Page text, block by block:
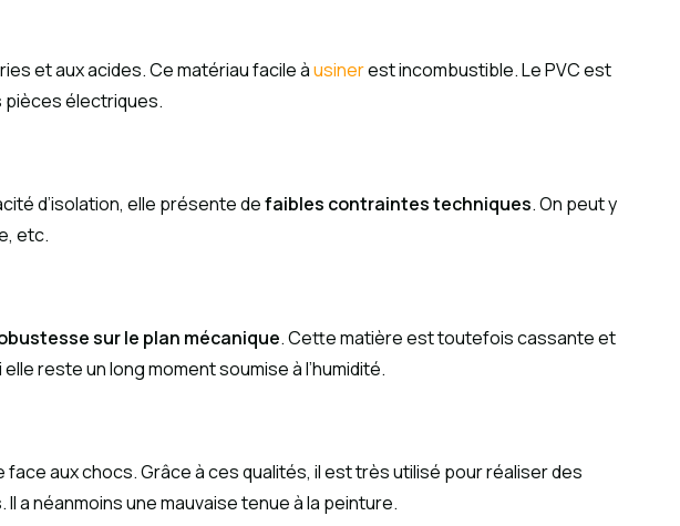
et aux acides. Ce matériau facile àusinerest incombustible. Le PVC est
pièces électriques.
d’isolation, elle présente defaibles contraintes techniques. On peut y
etc.
sur le plan mécanique. Cette matière est toutefois cassante et
reste un long moment soumise à l’humidité.
aux chocs. Grâce à ces qualités, il est très utilisé pour réaliser des
a néanmoins une mauvaise tenue à la peinture.